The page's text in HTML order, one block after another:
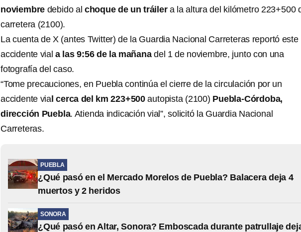
noviembre debido al choque de un tráilera la altura del kilómetro 223+500
carretera (2100).
La cuenta de X (antes Twitter) de la Guardia Nacional Carreteras reportó este
accidente viala las 9:56 de la mañanadel 1 de noviembre, junto con una
fotografía del caso.
“Tome precauciones, en Puebla continúa el cierre de la circulación por un
accidente via l cerca del km 223+500 autopista (2100) Puebla-Córdoba,
dirección Puebla. Atienda indicación vial”, solicitó la Guardia Nacional
Carreteras.
PUEBLA
¿Qué pasó en el Mercado Morelos de Puebla? Balacera deja 4
muertos y 2 heridos
SONORA
¿Qué pasó en Altar, Sonora? Emboscada durante patrullaje